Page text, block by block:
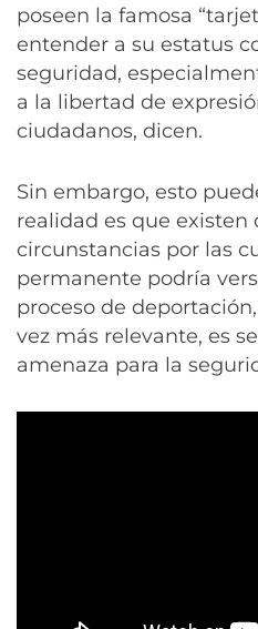
poseen la famosa
entender a su estatus
seguridad,
a la libertad de
ciudadanos, dicen.
Sin embargo, esto
realidad es que existen
circunstancias por las
permanente podría
proceso de
vez más relevante, es
amenaza para la